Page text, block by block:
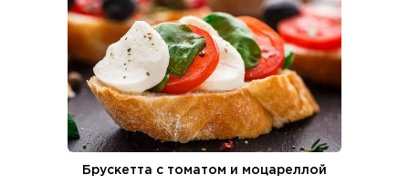
Брускетта с томатом и моцареллой